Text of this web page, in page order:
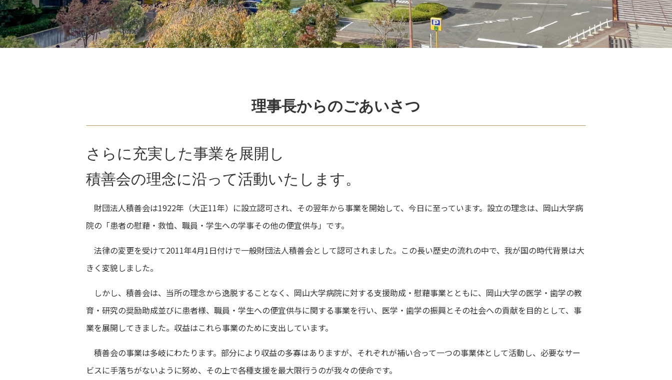
理事長からのごあいさつ
さらに充実した事業を展開し
積善会の理念に沿って活動いたします。
財団法人積善会は1922年（大正11年）に設立認可され、その翌年から事業を開始して、今日に至っています。設立の理念は、岡山大学病
院の「患者の慰藉・救恤、職員・学生への学事その他の便宜供与」です。
法律の変更を受けて2011年4月1日付けで一般財団法人積善会として認可されました。この長い歴史の流れの中で、我が国の時代背景は大
きく変貌しました。
しかし、積善会は、当所の理念から逸脱することなく、岡山大学病院に対する支援助成・慰藉事業とともに、岡山大学の医学・歯学の教
育・研究の奨励助成並びに患者様、職員・学生への便宜供与に関する事業を行い、医学・歯学の振興とその社会への貢献を目的として、事
業を展開してきました。収益はこれら事業のために支出しています。
積善会の事業は多岐にわたります。部分により収益の多寡はありますが、それぞれが補い合って一つの事業体として活動し、必要なサー
ビスに手落ちがないように努め、その上で各種支援を最大限行うのが我々の使命です。